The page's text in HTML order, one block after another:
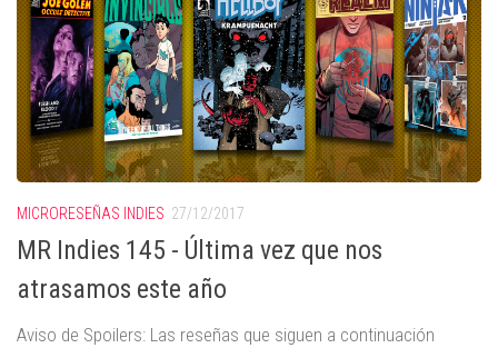
MICRORESEÑAS INDIES 27/12/2017
MR Indies 145 - Última vez que nos
atrasamos este año
Aviso de Spoilers: Las reseñas que siguen a continuación